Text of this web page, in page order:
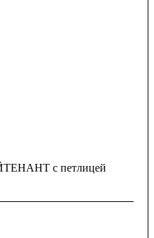
с петлицей